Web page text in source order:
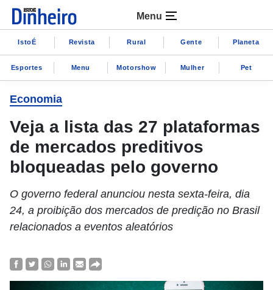
Menu
IstoÉ Revista Rural Gente Planeta
Esportes Menu Motorshow Mulher Pet
Economia
Veja a lista das 27 plataformas
de mercados preditivos
bloqueadas pelo governo
O governo federal anunciou nesta sexta-feira, dia
24, a proibição dos mercados de predição no Brasil
relacionados a eventos aleatórios